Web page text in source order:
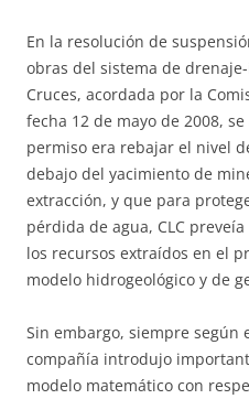
En la resolución de
obras del sistema de
Cruces, acordada por la
fecha 12 de mayo de 2008,
permiso era rebajar el nivel
debajo del yacimiento de
extracción, y que para
pérdida de agua, CLC
los recursos extraídos en el
modelo hidrogeológico y de
Sin embargo, siempre según
compañía introdujo
modelo matemático con